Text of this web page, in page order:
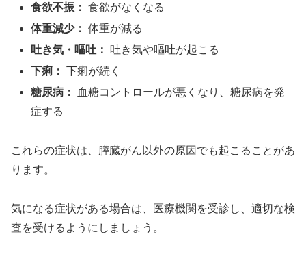
食欲不振： 食欲がなくなる
体重減少： 体重が減る
吐き気・嘔吐：
吐き気や嘔吐が起こる
下痢： 下痢が続く
糖尿病：
血糖コントロールが悪くなり、糖尿病を発
症する
これらの症状は、膵臓がん以外の原因でも起こることがあ
ります。
気になる症状がある場合は、医療機関を受診し、適切な検
査を受けるようにしましょう。